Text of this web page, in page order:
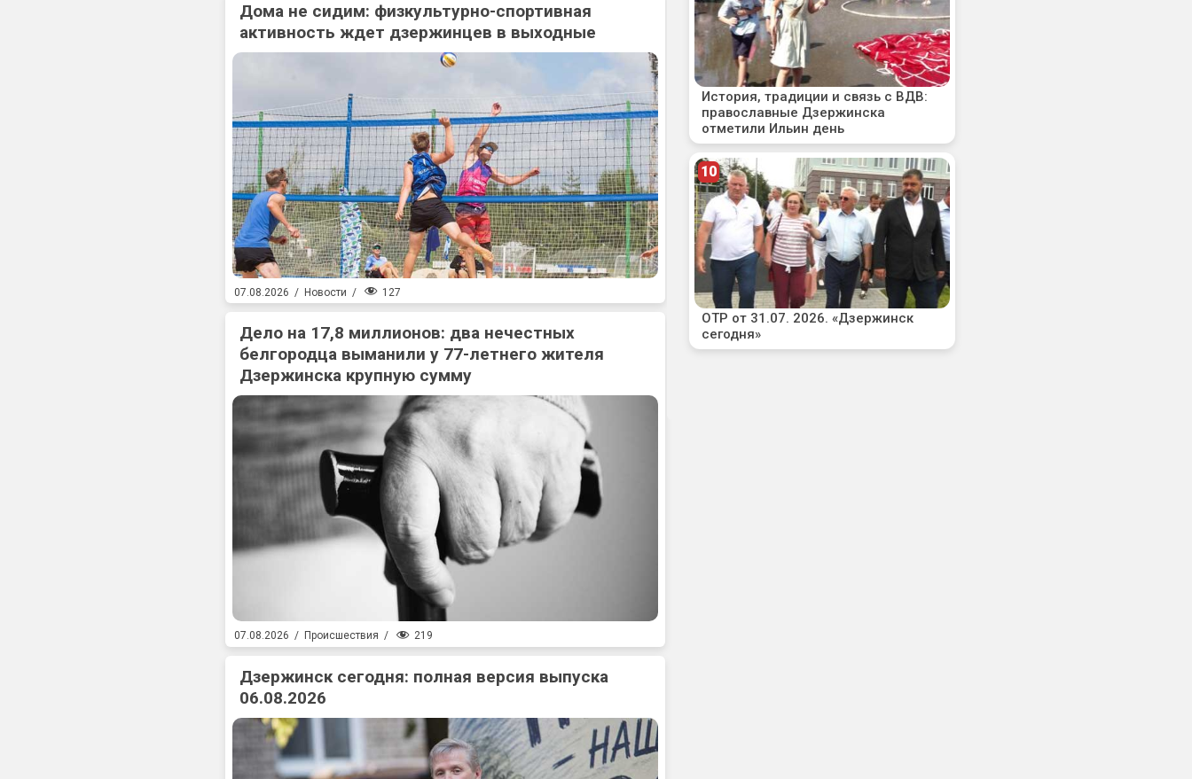
Дома не сидим: физкультурно-спортивная
активность ждет дзержинцев в выходные
07.08.2026 / Новости / 127
Дело на 17,8 миллионов: два нечестных
белгородца выманили у 77-летнего жителя
Дзержинска крупную сумму
07.08.2026 / Происшествия / 219
Дзержинск сегодня: полная версия выпуска
06.08.2026